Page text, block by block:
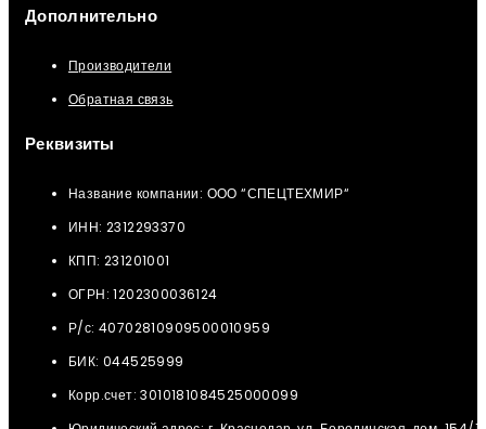
Дополнительно
Производители
Обратная связь
Реквизиты
Название компании: ООО “СПЕЦТЕХМИР“
ИНН: 2312293370
КПП: 231201001
ОГРН: 1202300036124
Р/с: 40702810909500010959
БИК: 044525999
Корр.счет: 3010181084525000099